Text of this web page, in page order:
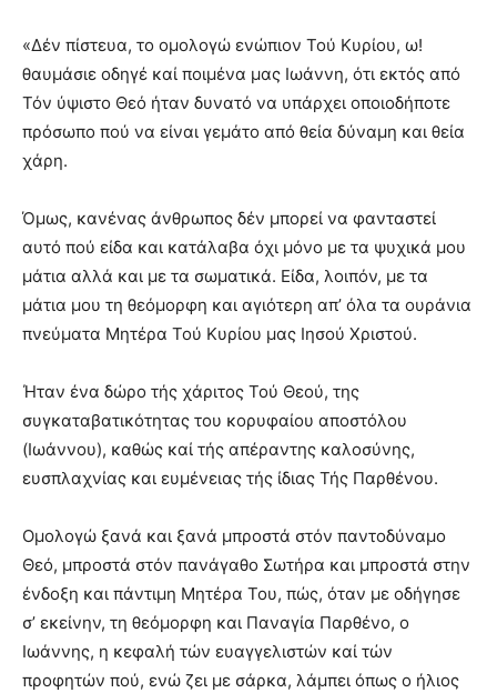
«Δέν πίστευα, το ομολογώ ενώπιον Τού Κυρίου, ω!
θαυμάσιε οδηγέ καί ποιμένα μας Ιωάννη, ότι εκτός από
Τόν ύψιστο Θεό ήταν δυνατό να υπάρχει οποιοδήποτε
πρόσωπο πού να είναι γεμάτο από θεία δύναμη και θεία
χάρη.
Όμως, κανένας άνθρωπος δέν μπορεί να φανταστεί
αυτό πού είδα και κατάλαβα όχι μόνο με τα ψυχικά μου
μάτια αλλά και με τα σωματικά. Είδα, λοιπόν, με τα
μάτια μου τη θεόμορφη και αγιότερη απ’ όλα τα ουράνια
πνεύματα Μητέρα Τού Κυρίου μας Ιησού Χριστού.
Ήταν ένα δώρο τής χάριτος Τού Θεού, της
συγκαταβατικότητας του κορυφαίου αποστόλου
(Ιωάννου), καθώς καί τής απέραντης καλοσύνης,
ευσπλαχνίας και ευμένειας τής ίδιας Τής Παρθένου.
Ομολογώ ξανά και ξανά μπροστά στόν παντοδύναμο
Θεό, μπροστά στόν πανάγαθο Σωτήρα και μπροστά στην
ένδοξη και πάντιμη Μητέρα Του, πώς, όταν με οδήγησε
σ’ εκείνην, τη θεόμορφη και Παναγία Παρθένο, ο
Ιωάννης, η κεφαλή τών ευαγγελιστών καί τών
προφητών πού, ενώ ζει με σάρκα, λάμπει όπως ο ήλιος